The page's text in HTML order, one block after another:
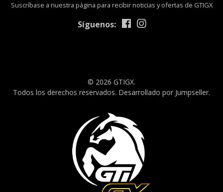
Suscríbase a nuestra página para recibir noticias y ofertas de GTIGX
Síguenos:
© 2026 GTIGX.
Todos los derechos reservados. Desarrollado por Jumpseller.